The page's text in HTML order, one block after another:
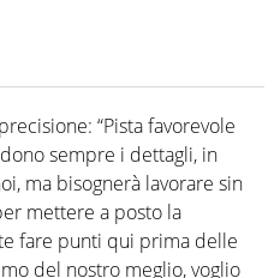
“Pista favorevole
sempre i dettagli, in
ma bisognerà lavorare sin
mettere a posto la
fare punti qui prima delle
del nostro meglio, voglio